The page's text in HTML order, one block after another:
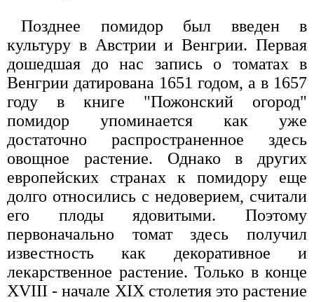
Позднее помидор был введен в
культуру в Австрии и Венгрии. Первая
дошедшая до нас запись о томатах в
Венгрии датирована 1651 годом, а в 1657
году в книге "Пожонский огород"
помидор упоминается как уже
достаточно распространенное здесь
овощное растение. Однако в других
европейских странах к помидору еще
долго относились с недоверием, считали
его плоды ядовитыми. Поэтому
первоначально томат здесь получил
известность как декоративное и
лекарственное растение. Только в конце
XVIII - начале XIX столетия это растение